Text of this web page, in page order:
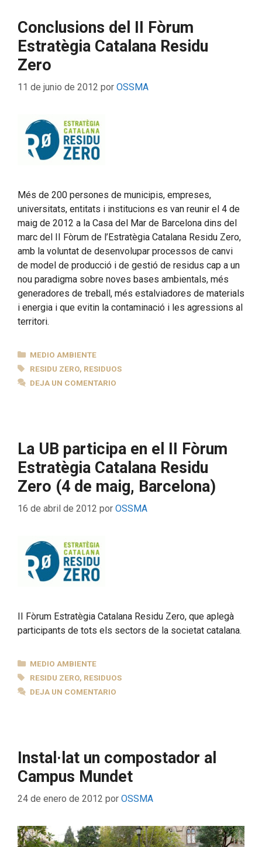
Conclusions del II Fòrum
Estratègia Catalana Residu
Zero
11 de junio de 2012 por OSSMA
Més de 200 persones de municipis, empreses,
universitats, entitats i institucions es van reunir el 4 de
maig de 2012 a la Casa del Mar de Barcelona dins del
marc del II Fòrum de l’Estratègia Catalana Residu Zero,
amb la voluntat de desenvolupar processos de canvi
de model de producció i de gestió de residus cap a un
nou paradigma sobre noves bases ambientals, més
generadores de treball, més estalviadores de materials
i energia i que evitin la contaminació i les agressions al
territori.
CATEGORÍAS
MEDIO AMBIENTE
ETIQUETAS
RESIDU ZERO, RESIDUOS
DEJA UN COMENTARIO
La UB participa en el II Fòrum
Estratègia Catalana Residu
Zero (4 de maig, Barcelona)
16 de abril de 2012 por OSSMA
II Fòrum Estratègia Catalana Residu Zero, que aplegà
participants de tots els sectors de la societat catalana.
CATEGORÍAS
MEDIO AMBIENTE
ETIQUETAS
RESIDU ZERO, RESIDUOS
DEJA UN COMENTARIO
Instal·lat un compostador al
Campus Mundet
24 de enero de 2012 por OSSMA